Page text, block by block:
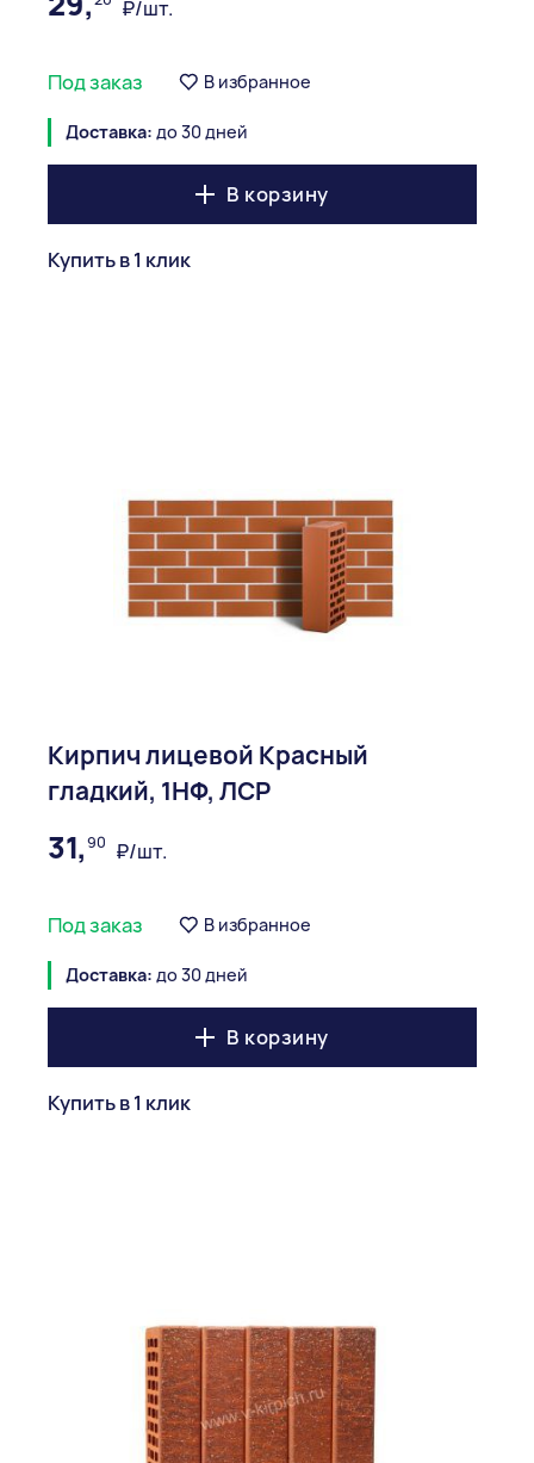
₽/шт.
Под заказ В избранное
Доставка: до 30 дней
В корзину
Купить в 1 клик
Кирпич лицевой Красный
гладкий, 1НФ, ЛСР
31,90 ₽/шт.
Под заказ В избранное
Доставка: до 30 дней
В корзину
Купить в 1 клик